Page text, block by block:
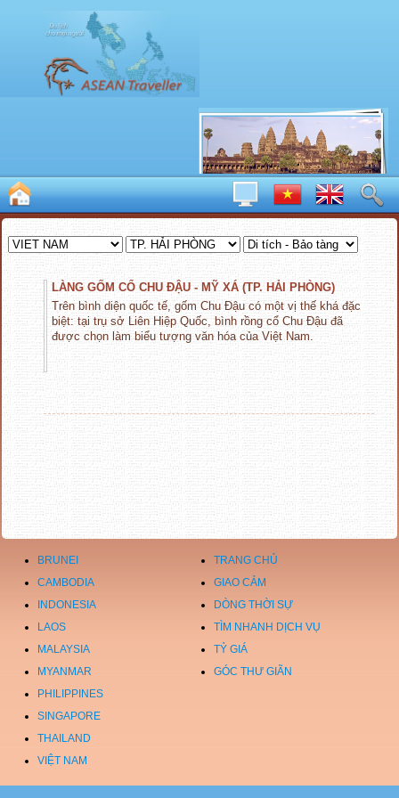
LÀNG GỐM CỔ CHU ĐẬU - MỸ XÁ (TP. HẢI PHÒNG)
Trên bình diện quốc tế, gốm Chu Đậu có một vị thế khá đặc
biệt: tại trụ sở Liên Hiệp Quốc, bình rồng cổ Chu Đậu đã
được chọn làm biểu tượng văn hóa của Việt Nam.
BRUNEI
TRANG CHỦ
CAMBODIA
GIAO CẢM
INDONESIA
DÒNG THỜI SỰ
LAOS
TÌM NHANH DỊCH VỤ
MALAYSIA
TỶ GIÁ
MYANMAR
GÓC THƯ GIÃN
PHILIPPINES
SINGAPORE
THAILAND
VIỆT NAM